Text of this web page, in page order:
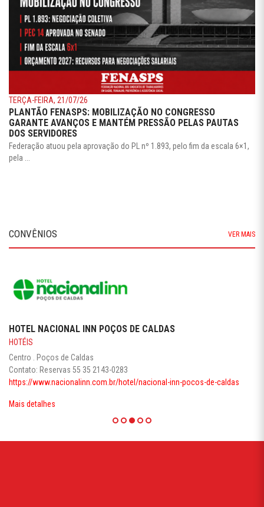
TERÇA-FEIRA, 21/07/26
PLANTÃO FENASPS: MOBILIZAÇÃO NO CONGRESSO
GARANTE AVANÇOS E MANTÉM PRESSÃO PELAS PAUTAS
DOS SERVIDORES
Federação atuou pela aprovação do PL nº 1.893, pelo fim da escala 6×1,
pela ...
CONVÊNIOS VER MAIS
HOTEL NACIONAL INN POÇOS DE CALDAS
HOTÉIS
Centro . Poços de Caldas
Contato: Reservas 55 35 2143-0283
https://www.nacionalinn.com.br/hotel/nacional-inn-pocos-de-caldas
Mais detalhes